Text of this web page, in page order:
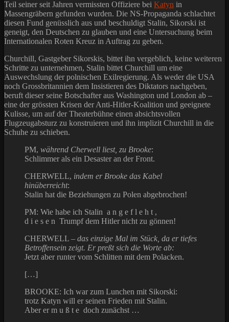
Teil seiner seit Jahren vermissten Offiziere bei Katyn in
Massengräbern gefunden wurden. Die NS-Propaganda schlachtet
diesen Fund genüsslich aus und beschuldigt Stalin, Sikorski ist
geneigt, den Deutschen zu glauben und eine Untersuchung beim
Internationalen Roten Kreuz in Auftrag zu geben.
Churchill, Gastgeber Sikorskis, bittet ihn vergeblich, keine weiteren
Schritte zu unternehmen, Stalin bittet Churchill um eine
Auswechslung der polnischen Exilregierung. Als weder die USA
noch Grossbritannien dem Insistieren des Diktators nachgeben,
beruft dieser seine Botschafter aus Washington und London ab –
eine der grössten Krisen der Anti-Hitler-Koalition und geeignete
Kulisse, um auf der Theaterbühne einen absichtsvollen
Flugzeugabsturz zu konstruieren und ihn implizit Churchill in die
Schuhe zu schieben.
PM, während Cherwell liest, zu Brooke:
Schlimmer als ein Desaster an der Front.
CHERWELL, indem er Brooke das Kabel
hinüberreicht:
Stalin hat die Beziehungen zu Polen abgebrochen!
PM: Wie habe ich Stalin a n g e f l e h t ,
d i e s e n Trumpf dem Hitler nicht zu gönnen!
CHERWELL – das einzige Mal im Stück, da er tiefes
Betroffensein zeigt. Er preßt sich die Worte ab:
Jetzt aber runter vom Schlitten mit dem Polacken.
[…]
BROOKE: Ich war zum Lunchen mit Sikorski:
trotz Katyn will er seinen Frieden mit Stalin.
Aber er m u ß t e doch zunächst …